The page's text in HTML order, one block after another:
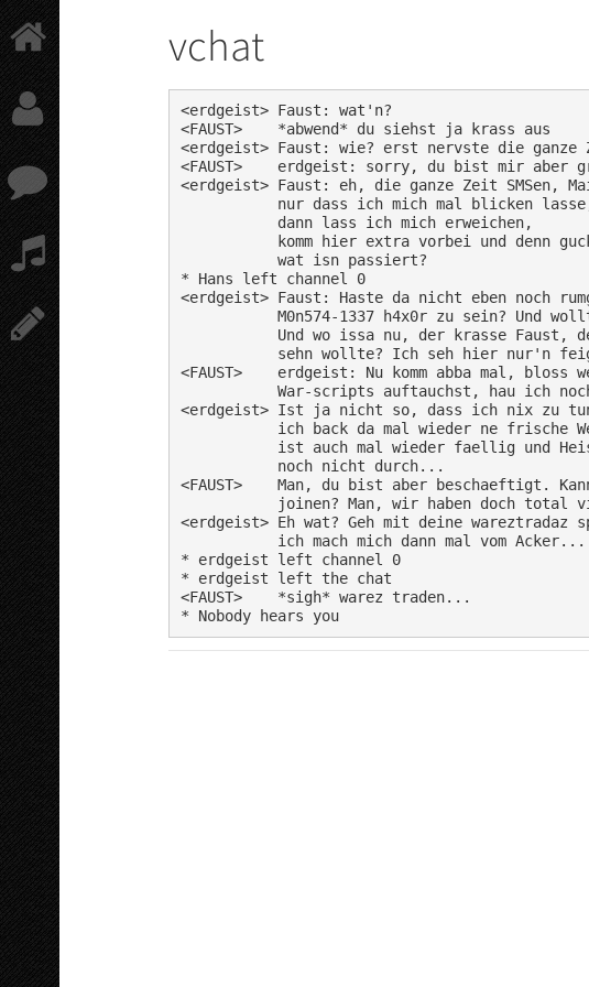
Springe
zum
Hauptinhalt
vchat
<erdgeist> Faust: wat'n?
<FAUST>    *abwend* du siehst ja krass aus
<erdgeist> Faust: wie? erst nervste die ganze
<FAUST>    erdgeist: sorry, du bist mir aber
<erdgeist> Faust: eh, die ganze Zeit SMSen,
nur dass ich mich mal blicken
           dann lass ich mich erweichen,
komm hier extra vorbei und denn
           wat isn passiert?
* Hans left channel 0
<erdgeist> Faust: Haste da nicht eben noch
M0n574-1337 h4x0r zu sein? Und
Und wo issa nu, der krasse Faust,
sehn wollte? Ich seh hier nur'n
<FAUST>    erdgeist: Nu komm abba mal, bloss
War-scripts auftauchst, hau ich
<erdgeist> Ist ja nicht so, dass ich nix zu
ich back da mal wieder ne frische
ist auch mal wieder faellig und
           noch nicht durch...
<FAUST>    Man, du bist aber beschaeftigt.
joinen? Man, wir haben doch total
<erdgeist> Eh wat? Geh mit deine wareztradaz
ich mach mich dann mal vom Acker...
* erdgeist left channel 0
* erdgeist left the chat
<FAUST>    *sigh* warez traden...